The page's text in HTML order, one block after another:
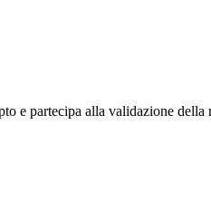
e partecipa alla validazione della